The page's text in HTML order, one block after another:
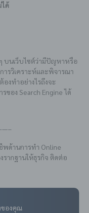
ด้
บนเว็บไซต์ว่ามีปัญหาหรือ
ารวิเคราะห์และพิจารณา
งทำอย่างไรถึงจะ
ของ Search Engine ได้
ด้านการทำ Online
รากฐานให้ธุรกิจ ติดต่อ
องคุณ